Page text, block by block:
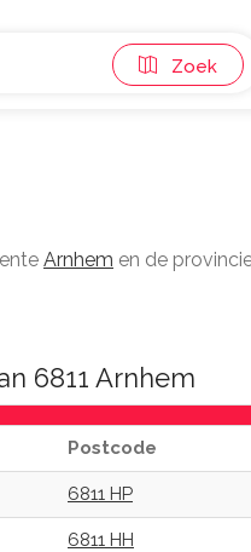
Zoek
Arnhem en de
6811 Arnhem
Postcode
6811 HP
6811 HH